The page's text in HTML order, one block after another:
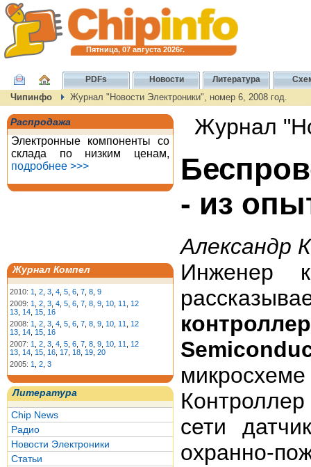
Пятница, 07 августа 2026г.
PDFs Новости Литература
Чипинфо Журнал "Новости Электроники", номер 6, 2008 год.
Распродажа
Электронные компоненты со
склада по низким ценам,
подробнее >>>
Журнал Компел
2010: 1 2 3 4 5 6 7 8 9
2009: 1 2 3 4 5 6 7 8 9 10 11
12
13 14 15 16
2008: 1 2 3 4 5 6 7 8 9 10 11
12
13 14 15 16
2007: 1 2 3 4 5 6 7 8 9 10 11
12
13 14 15 16 17 18 19 20
2005: 1 2 3
Литература
Chip News
Радио
Новости Электроники
Статьи
Журнал
- из
Александр
Инженер
сети
охранно-